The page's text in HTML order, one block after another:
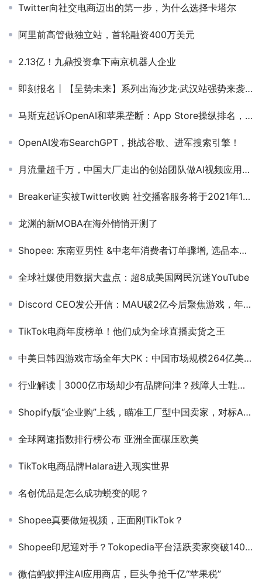
Twitter向社交电商迈出的第一步，为什么选择卡塔尔
阿里前高管做独立站，首轮融资400万美元
2.13亿！九鼎投资拿下南京机器人企业
即刻报名丨【呈势未来】系列出海沙龙·武汉站强势来袭，游戏+泛娱乐的出海新机遇尽在其中！
马斯克起诉OpenAI和苹果垄断：App Store操纵排名，索赔数十亿美元
OpenAI发布SearchGPT，挑战谷歌、进军搜索引擎！
月流量超千万，中国大厂走出的创始团队做AI视频应用，流量超字节的CapCut
Breaker证实被Twitter收购 社交播客服务将于2021年1月15日关闭
龙渊的新MOBA在海外悄悄开测了
Shopee: 东南亚男性 &中老年消费者订单骤增, 选品本地化最关键
全球社媒使用数据大盘点：超8成美国网民沉迷YouTube
Discord CEO发公开信：MAU破2亿今后聚焦游戏，年内上线小游戏平台
TikTok电商年度榜单！他们成为全球直播卖货之王
中美日韩四游戏市场全年大PK：中国市场规模264亿美元居首，占比超三成
行业解读 | 3000亿市场却少有品牌问津？残障人士鞋服爆火
Shopify版“企业购”上线，瞄准工厂型中国卖家，对标Amazon Business？
全球网速指数排行榜公布 亚洲全面碾压欧美
TikTok电商品牌Halara进入现实世界
名创优品是怎么成功蜕变的呢？
Shopee真要做短视频，正面刚TikTok？
Shopee印尼迎对手？Tokopedia平台活跃卖家突破1400万
微信蚂蚁押注AI应用商店，巨头争抢千亿“苹果税”